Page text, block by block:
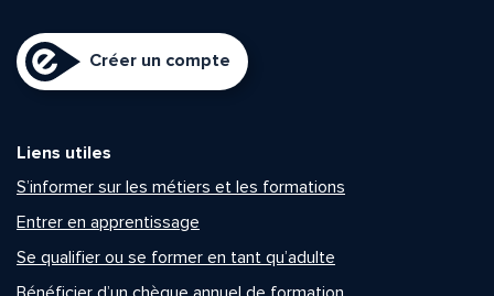
Créer un compte
Liens utiles
S’informer sur les métiers et les formations
Entrer en apprentissage
Se qualifier ou se former en tant qu’adulte